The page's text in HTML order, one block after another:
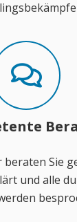
beraten Sie
und alle